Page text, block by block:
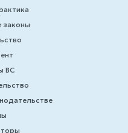
законы
ВС